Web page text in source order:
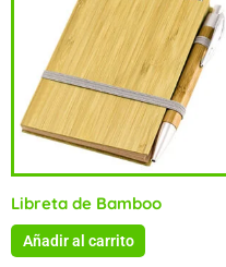
Libreta de Bamboo
Añadir al carrito